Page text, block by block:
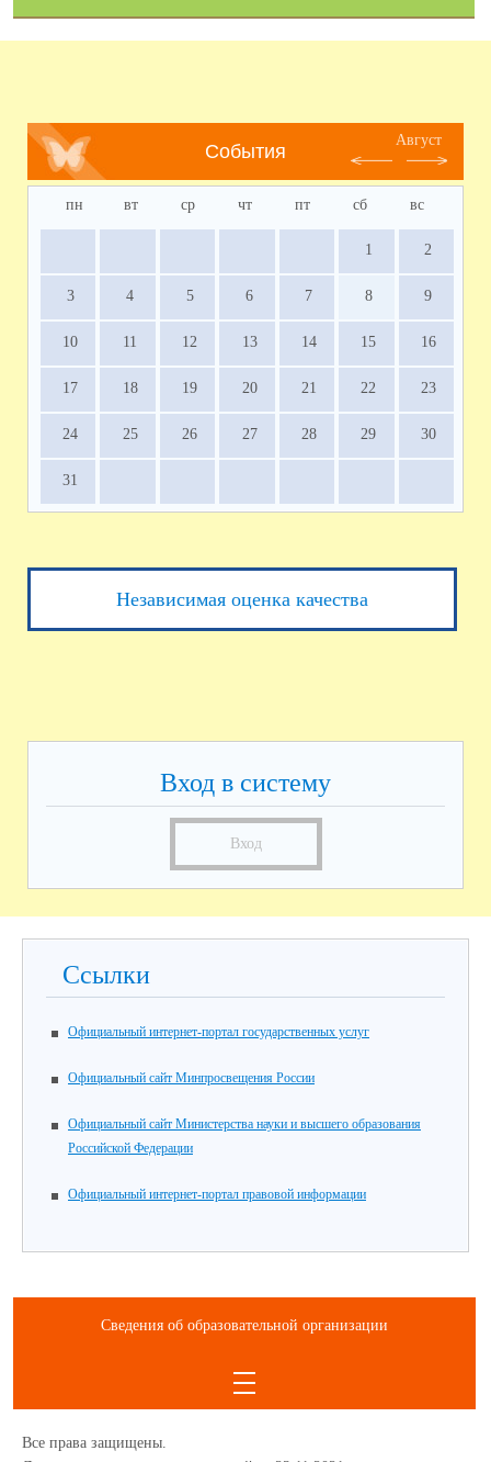
События
Август
пн вт ср чт пт сб вс
1 2
3 4 5 6 7 8 9
10 11 12 13 14 15 16
17 18 19 20 21 22 23
24 25 26 27 28 29 30
31
Независимая оценка качества
Вход в систему
Вход
Ссылки
Официальный интернет-портал государственных услуг
Официальный сайт Минпросвещения России
Официальный сайт Министерства науки и высшего образования
Российской Федерации
Официальный интернет-портал правовой информации
Сведения об образовательной организации
Все права защищены.